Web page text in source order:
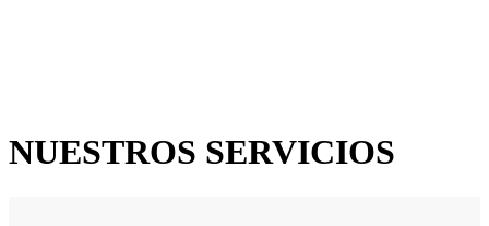
NUESTROS SERVICIOS